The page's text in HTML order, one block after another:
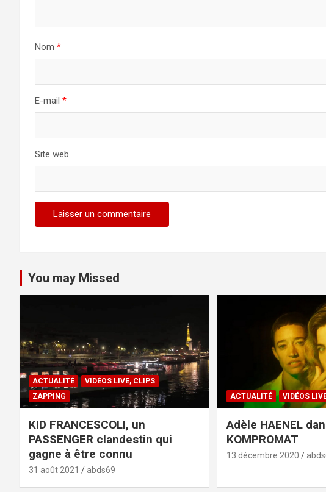
Nom *
E-mail *
Site web
You may Missed
ACTUALITÉ
VIDÉOS LIVE, CLIPS
ZAPPING
KID FRANCESCOLI, un
PASSENGER clandestin qui
gagne à être connu
31 août 2021 abds69
ACTUALITÉ VIDÉOS
Adèle HAENEL
KOMPROMAT
13 décembre 2020